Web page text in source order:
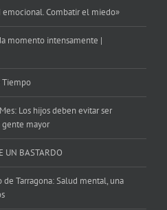
emocional. Combatir el miedo»
momento intensamente |
Tiempo
Los hijos deben evitar ser
gente mayor
UN BASTARDO
Tarragona: Salud mental, una